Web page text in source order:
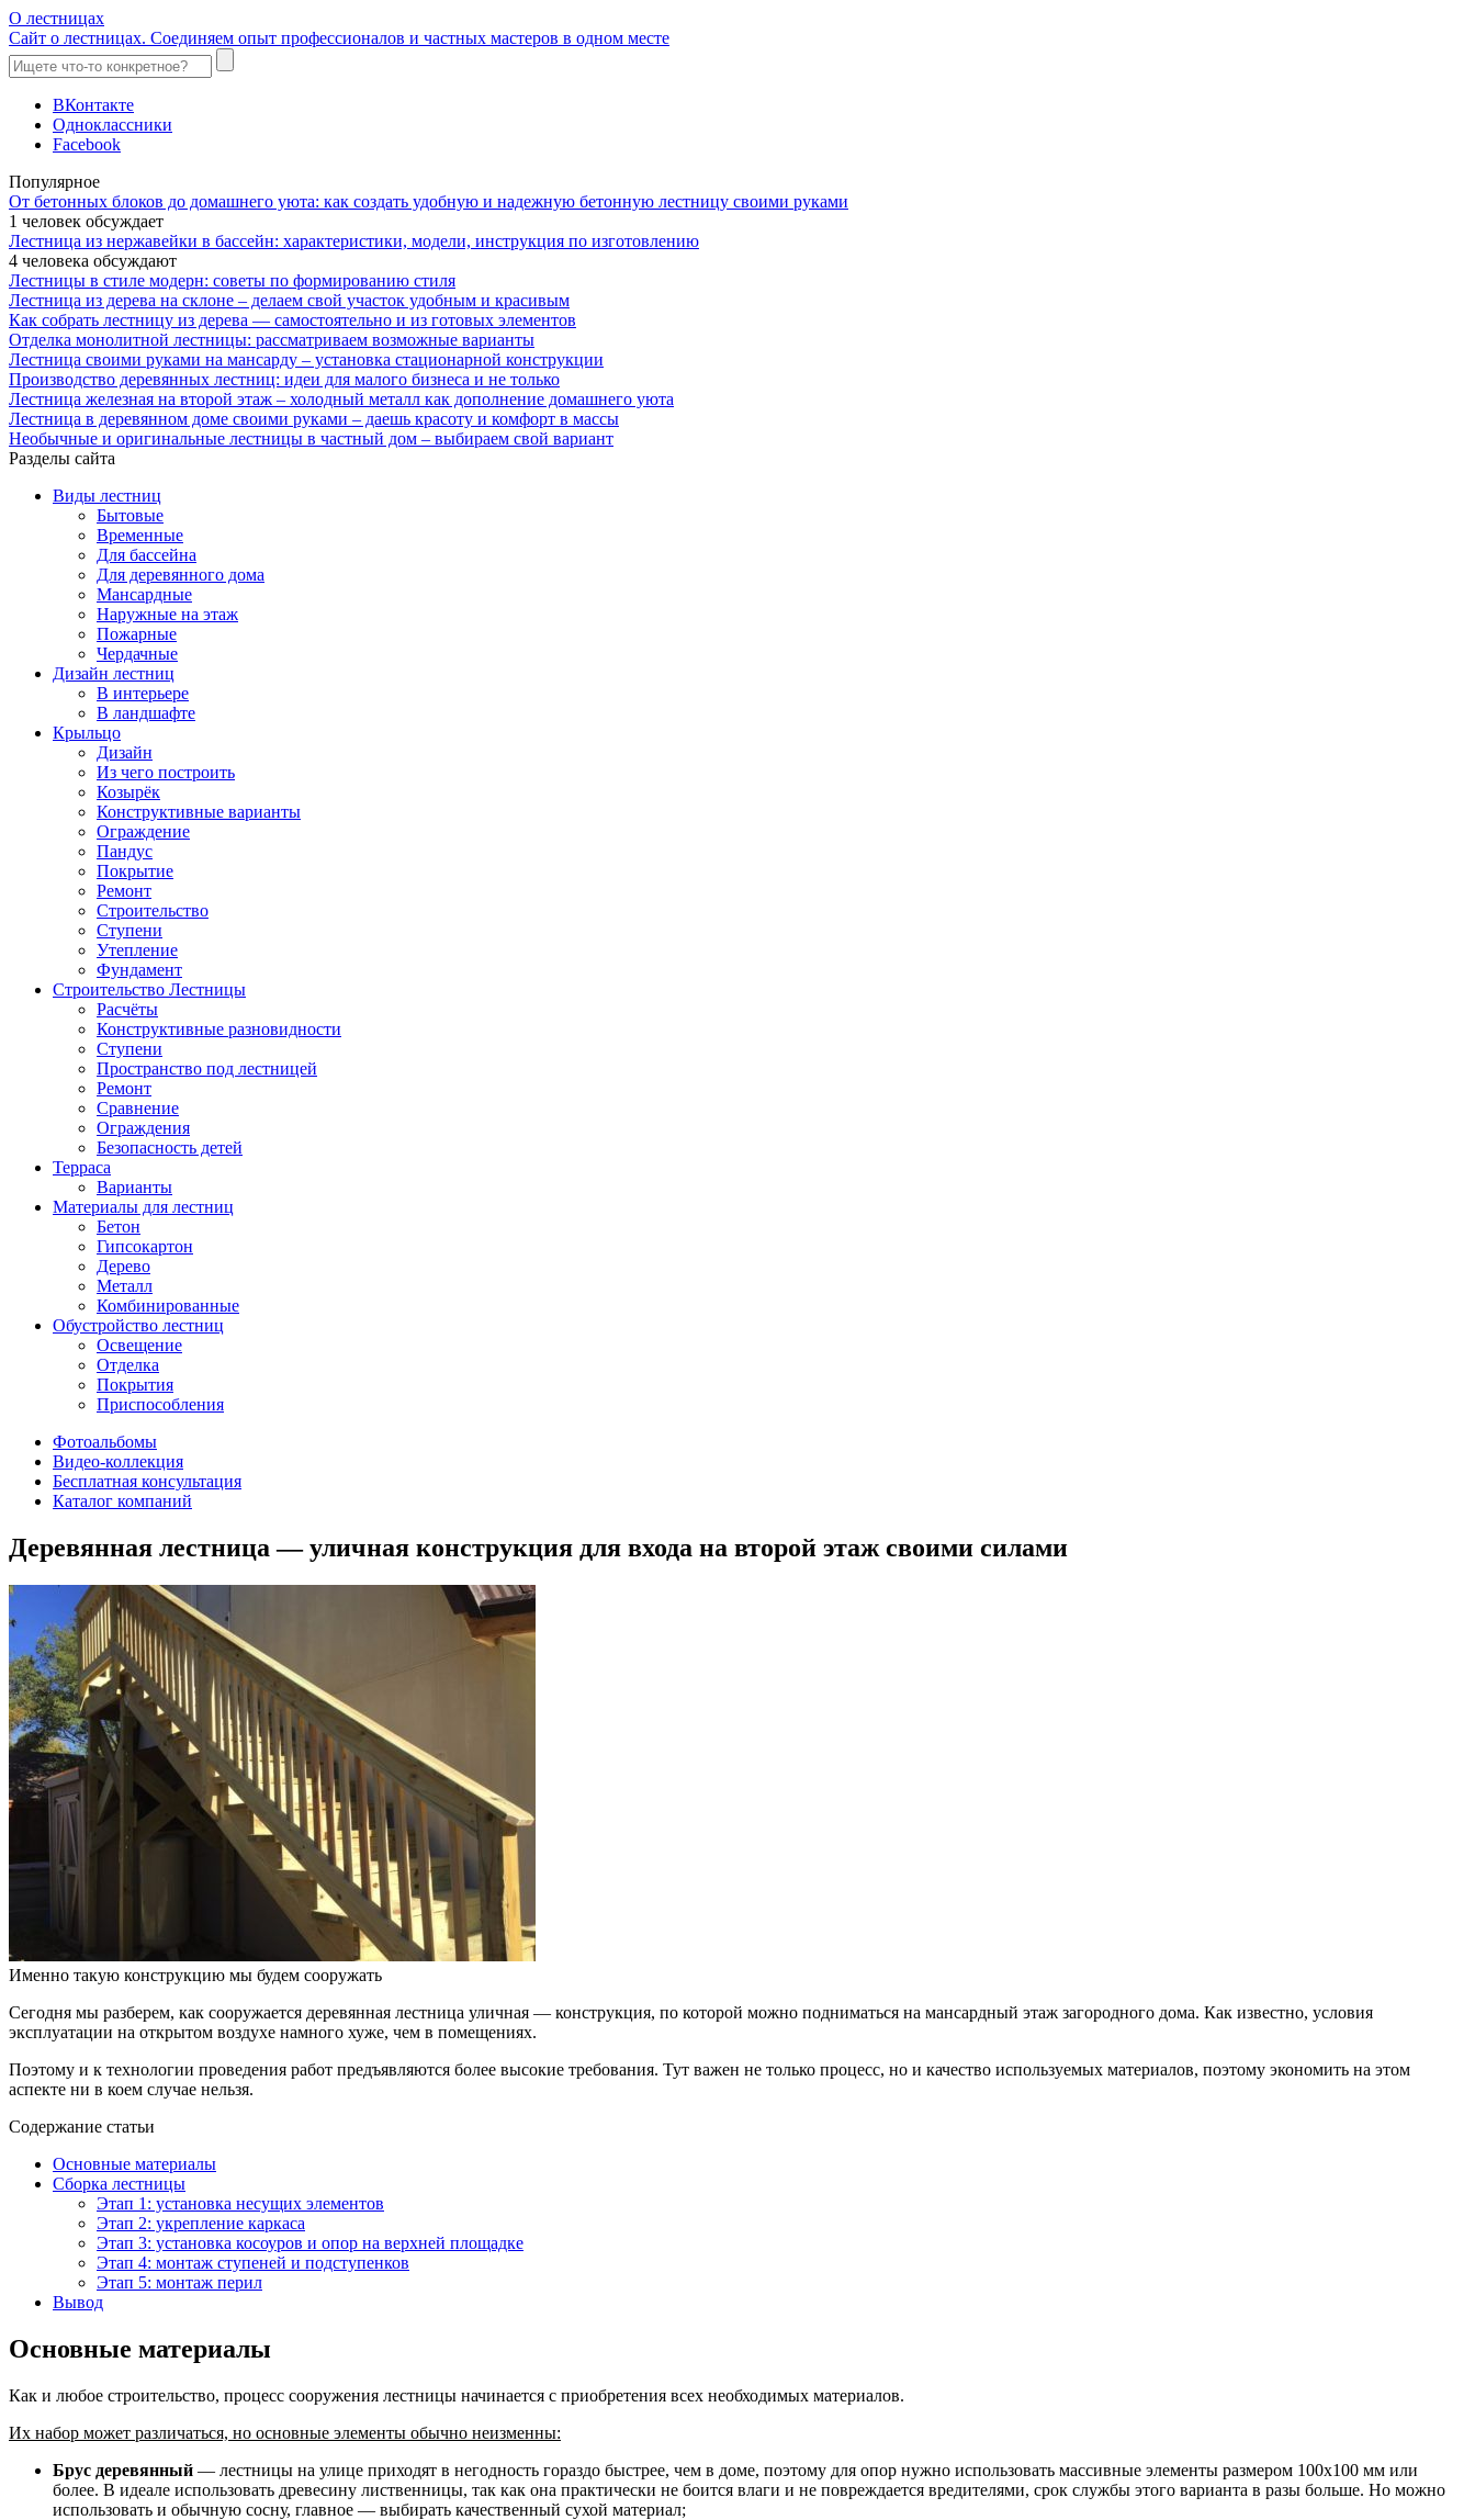
О лестницах
Сайт о лестницах. Соединяем опыт профессионалов и частных мастеров в одном месте
ВКонтакте
Одноклассники
Facebook
Популярное
От бетонных блоков до домашнего уюта: как создать удобную и надежную бетонную лестницу своими руками
1 человек обсуждает
Лестница из нержавейки в бассейн: характеристики, модели, инструкция по изготовлению
4 человека обсуждают
Лестницы в стиле модерн: советы по формированию стиля
Лестница из дерева на склоне – делаем свой участок удобным и красивым
Как собрать лестницу из дерева — самостоятельно и из готовых элементов
Отделка монолитной лестницы: рассматриваем возможные варианты
Лестница своими руками на мансарду – установка стационарной конструкции
Производство деревянных лестниц: идеи для малого бизнеса и не только
Лестница железная на второй этаж – холодный металл как дополнение домашнего уюта
Лестница в деревянном доме своими руками – даешь красоту и комфорт в массы
Необычные и оригинальные лестницы в частный дом – выбираем свой вариант
Разделы сайта
Виды лестниц
Бытовые
Временные
Для бассейна
Для деревянного дома
Мансардные
Наружные на этаж
Пожарные
Чердачные
Дизайн лестниц
В интерьере
В ландшафте
Крыльцо
Дизайн
Из чего построить
Козырёк
Конструктивные варианты
Ограждение
Пандус
Покрытие
Ремонт
Строительство
Ступени
Утепление
Фундамент
Строительство Лестницы
Расчёты
Конструктивные разновидности
Ступени
Пространство под лестницей
Ремонт
Сравнение
Ограждения
Безопасность детей
Терраса
Варианты
Материалы для лестниц
Бетон
Гипсокартон
Дерево
Металл
Комбинированные
Обустройство лестниц
Освещение
Отделка
Покрытия
Приспособления
Фотоальбомы
Видео-коллекция
Бесплатная консультация
Каталог компаний
Деревянная лестница — уличная конструкция для входа на второй этаж своими силами
Именно такую конструкцию мы будем сооружать
Сегодня мы разберем, как сооружается деревянная лестница уличная — конструкция, по которой можно подниматься на мансардный этаж загородного дома. Как известно, условия
эксплуатации на открытом воздухе намного хуже, чем в помещениях.
Поэтому и к технологии проведения работ предъявляются более высокие требования. Тут важен не только процесс, но и качество используемых материалов, поэтому экономить на этом
аспекте ни в коем случае нельзя.
Содержание статьи
Основные материалы
Сборка лестницы
Этап 1: установка несущих элементов
Этап 2: укрепление каркаса
Этап 3: установка косоуров и опор на верхней площадке
Этап 4: монтаж ступеней и подступенков
Этап 5: монтаж перил
Вывод
Основные материалы
Как и любое строительство, процесс сооружения лестницы начинается с приобретения всех необходимых материалов.
Их набор может различаться, но основные элементы обычно неизменны:
Брус деревянный — лестницы на улице приходят в негодность гораздо быстрее, чем в доме, поэтому для опор нужно использовать массивные элементы размером 100х100 мм или
более. В идеале использовать древесину лиственницы, так как она практически не боится влаги и не повреждается вредителями, срок службы этого варианта в разы больше. Но можно
использовать и обычную сосну, главное — выбирать качественный сухой материал;